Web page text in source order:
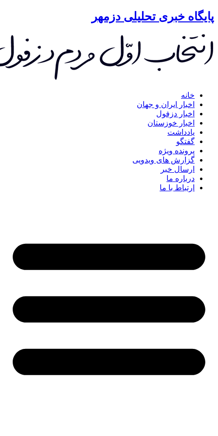
خبری تحلیلی دزمهر
خانه
اخبار ایران و جهان
اخبار دزفول
اخبار خوزستان
یادداشت
گفتگو
پرونده ویژه
گزارش های ویدویی
ارسال خبر
درباره ما
ارتباط با ما